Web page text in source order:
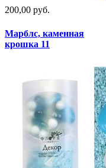
200,00 руб.
Марблс, каменная
крошка 11